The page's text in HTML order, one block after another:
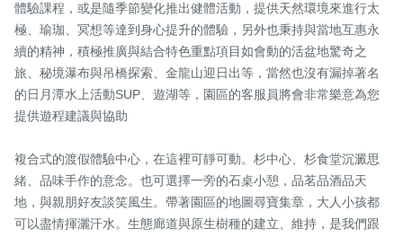
體驗課程，或是隨季節變化推出健體活動，提供天然環境來進行太
極、瑜珈、冥想等達到身心提升的體驗，另外也秉持與當地互惠永
續的精神，積極推廣與結合特色重點項目如會動的活盆地驚奇之
旅、秘境瀑布與吊橋探索、金龍山迎日出等，當然也沒有漏掉著名
的日月潭水上活動SUP、遊湖等，園區的客服員將會非常樂意為您
提供遊程建議與協助
複合式的渡假體驗中心，在這裡可靜可動。杉中心、杉食堂沉澱思
緒、品味手作的意念。也可選擇一旁的石桌小憩，品茗品酒品天
地，與親朋好友談笑風生。帶著園區的地圖尋寶集章，大人小孩都
可以盡情揮灑汗水。生態廊道與原生樹種的建立、維持，是我們跟